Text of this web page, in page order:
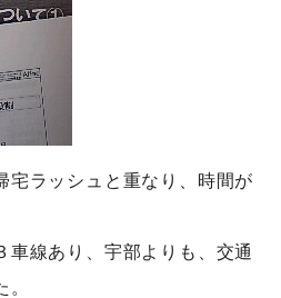
宅ラッシュと重なり、時間が
車線あり、宇部よりも、交通